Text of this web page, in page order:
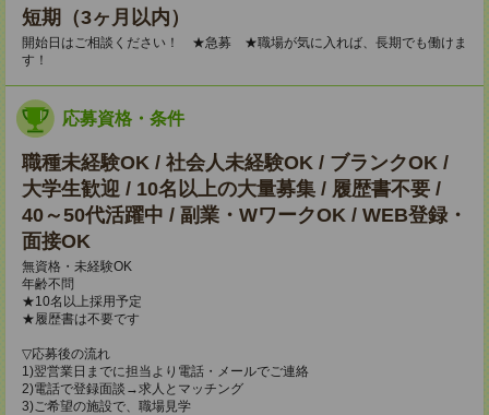
短期（3ヶ月以内）
開始日はご相談ください！ ★急募 ★職場が気に入れば、長期でも働けま
す！
応募資格・条件
職種未経験OK / 社会人未経験OK / ブランクOK /
大学生歓迎 / 10名以上の大量募集 / 履歴書不要 /
40～50代活躍中 / 副業・WワークOK / WEB登録・
面接OK
無資格・未経験OK
年齢不問
★10名以上採用予定
★履歴書は不要です
▽応募後の流れ
1)翌営業日までに担当より電話・メールでご連絡
2)電話で登録面談→求人とマッチング
3)ご希望の施設で、職場見学